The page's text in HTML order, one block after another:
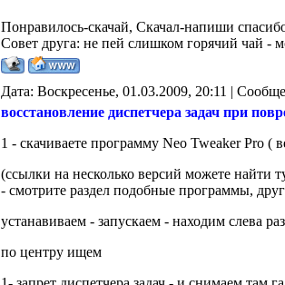
Понравилось-скачай, Скачал-напиши
Совет друга: не пей слишком горячий чай -
Дата: Воскресенье, 01.03.2009, 20:11 |
восстановление диспетчера задач при
1 - скачиваете программу Neo Tweaker Pro (
(ссылки на несколько версий можете найти
- смотрите раздел подобные программы,
устанавиваем - запускаем - находим слева
по центру ищем